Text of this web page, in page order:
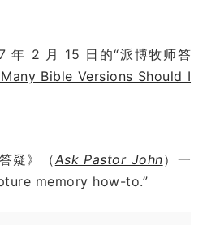
年 2 月 15 日 的“派博牧师答
Bible Versions Should I
疑》（Ask Pastor John）一
memory how-to.”